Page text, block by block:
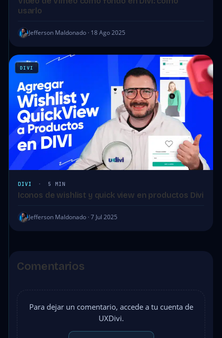
usarlo
Jefferson Maldonado · 18 Ago 2025
DIVI
DIVI · 5 MIN
Iconos de wishlist y quick view en productos Divi
Jefferson Maldonado · 7 Jul 2025
Comentarios
Para dejar un comentario, accede a tu cuenta de
UXDivi.